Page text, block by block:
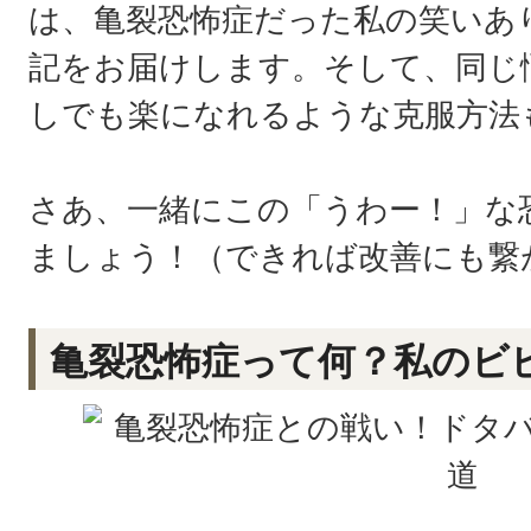
は、亀裂恐怖症だった私の笑い
記をお届けします。そして、同
しでも楽になれるような克服方
さあ、一緒にこの「うわー！」
ましょう！（できれば改善にも
亀裂恐怖症って何？私のビ